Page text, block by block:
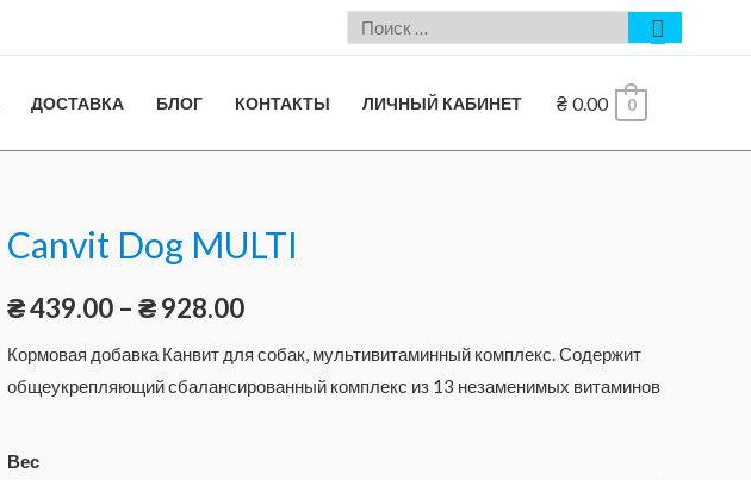
ДОСТАВКА БЛОГ КОНТАКТЫ ЛИЧНЫЙ КАБИНЕТ ₴ 0.00 0
Canvit Dog MULTI
₴439.00 – ₴928.00
Кормовая добавка Канвит для собак, мультивитаминный комплекс. Содержит
общеукрепляющий сбалансированный комплекс из 13 незаменимых витаминов
Вес